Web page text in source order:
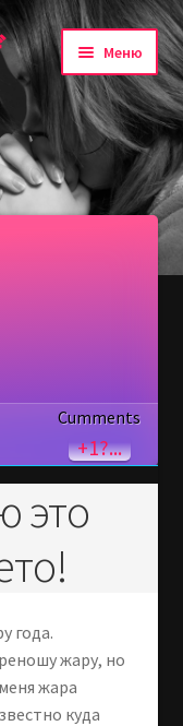
Меню
Cumments
+1?...
это
года.
жару, но
жара
куда